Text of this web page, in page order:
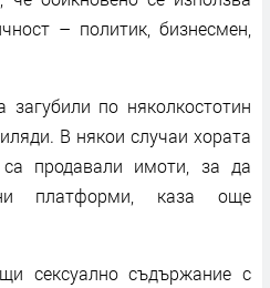
– политик, бизнесмен,
по няколкостотин
В някои случаи хората
продавали имоти, за да
платформи, каза още
сексуално съдържание с